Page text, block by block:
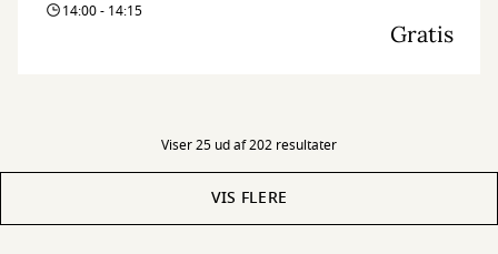
14:00 - 14:15
Gratis
Viser 25 ud af 202 resultater
VIS FLERE